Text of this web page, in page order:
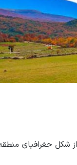
از شکل جغرافیای